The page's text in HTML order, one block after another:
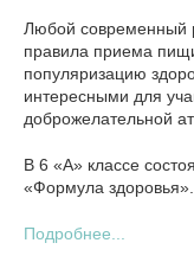
Любой современный
правила приема
популяризацию
интересными для
доброжелательной
В 6 «А» классе
«Формула здоровья».
Подробнее...